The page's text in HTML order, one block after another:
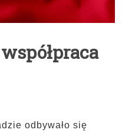
odbywało się